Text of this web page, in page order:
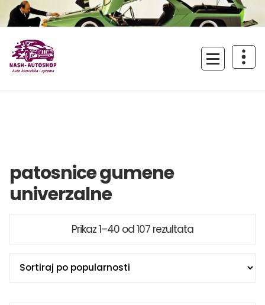
Skoči
na
sadržaj
patosnice gumene
univerzalne
Prikaz 1–40 od 107 rezultataSortirano